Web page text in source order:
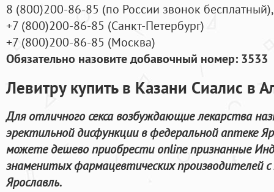
8 (800)200-86-85 (по России звонок бесплатный),
+7 (800)200-86-85 (Санкт-Петербург)
+7 (800)200-86-85 (Москва)
Обязательно назовите добавочный номер: 3533
Левитру купить в Казани Сиалис в
Для отличного секса возбуждающие лекарства
эректильной дисфункции в федеральной аптеке
можете дешево приобрести online признанные
знаменитых фармацевтических производителей
Ярославль.